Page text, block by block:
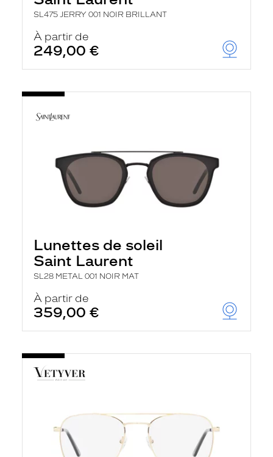
SL475 JERRY 001 NOIR BRILLANT
À partir de
249,00 €
Lunettes de soleil
Saint Laurent
SL28 METAL 001 NOIR MAT
À partir de
359,00 €